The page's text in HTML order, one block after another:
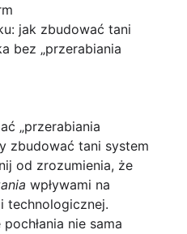
jak zbudować tani
bez „przerabiania
„przerabiania
zbudować tani system
od zrozumienia, że
wpływami na
technologicznej.
nie sama